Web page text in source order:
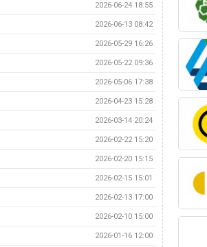
2026-06-24 18:55
2026-06-13 08:42
2026-05-29 16:26
2026-05-22 09:36
2026-05-06 17:38
2026-04-23 15:28
2026-03-14 20:24
2026-02-22 15:20
2026-02-20 15:15
2026-02-15 15:01
2026-02-13 17:00
2026-02-10 15:00
2026-01-16 12:00